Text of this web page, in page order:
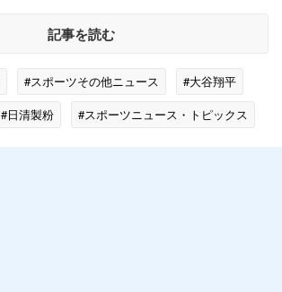
記事を読む
#スポーツその他ニュース
#大谷翔平
#日清製粉 #スポーツニュース・トピックス